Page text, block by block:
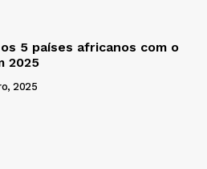
5 países africanos com o
2025
2025